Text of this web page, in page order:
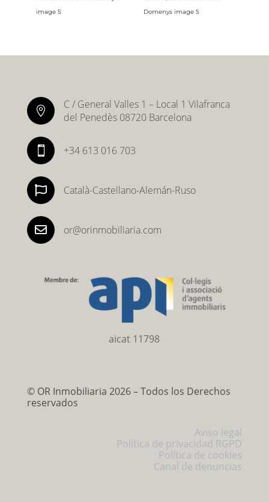

C / General Valles 1 – Local 1 Vilafranca
del Penedès 08720 Barcelona
 +34 613 016 703
 Català-Castellano-Alemán-Ruso
 or@orinmobiliaria.com
aicat 11798
© OR Inmobiliaria 2026 – Todos los Derechos
reservados
Aviso legal
Política de privacidad RGPD
Política de cookies
Canal de denuncias